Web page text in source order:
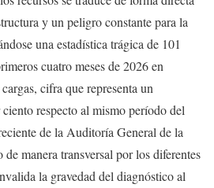
y un peligro constante para la
una estadística trágica de 101
cuatro meses de 2026 en
cifra que representa un
respecto al mismo período del
de la Auditoría General de la
manera transversal por los diferentes
la gravedad del diagnóstico al